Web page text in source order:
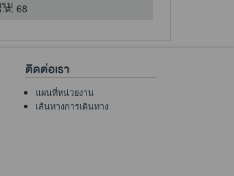
ค. 68
ติดต่อเรา
แผนที่หน่วยงาน
เส้นทางการเดินทาง